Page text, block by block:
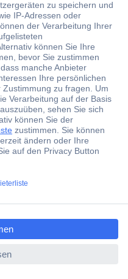
Diode = Licht
25 Jahren gigantische
neben den roten, grünen
weiße LEDs zu
Fokus darauf, die
LEDs
als